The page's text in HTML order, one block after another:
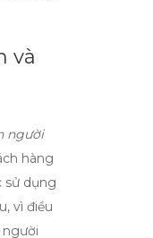
và
người
hàng
sử dụng
vì điều